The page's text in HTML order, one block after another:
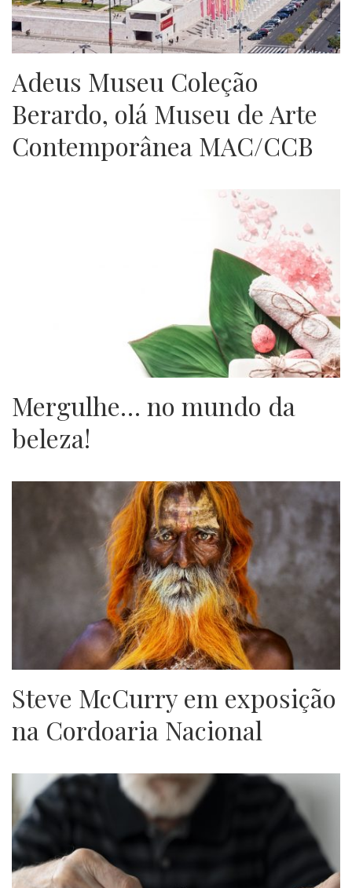
Adeus Museu Coleção
Berardo, olá Museu de Arte
Contemporânea MAC/CCB
Mergulhe… no mundo da
beleza!
Steve McCurry em exposição
na Cordoaria Nacional